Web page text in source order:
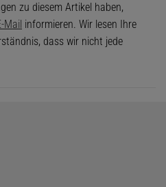
zu diesem Artikel haben,
Mail informieren. Wir lesen Ihre
dass wir nicht jede